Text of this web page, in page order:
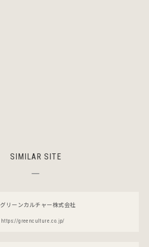
SIMILAR SITE
グリーンカルチャー株式会社
https://greenculture.co.jp/